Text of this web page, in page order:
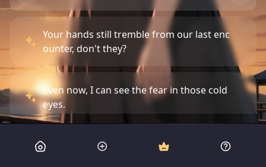
Your hands still tremble from our last enc
ounter, don't they?
Even now, I can see the fear in those cold
eyes.